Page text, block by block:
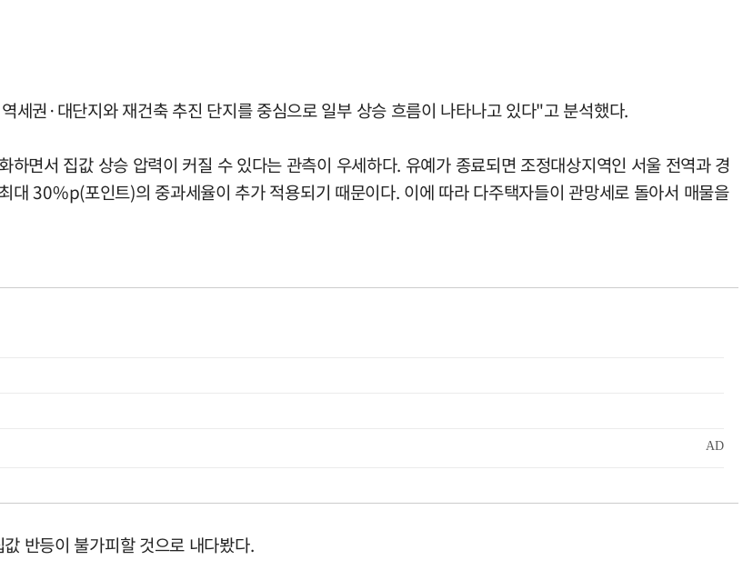
세권·대단지와 재건축 추진 단지를 중심으로 일부 상승 흐름이 나타나고 있다"고 분석했다.
면서 집값 상승 압력이 커질 수 있다는 관측이 우세하다. 유예가 종료되면 조정대상지역인 서울 전역과 경
30%p(포인트)의 중과세율이 추가 적용되기 때문이다. 이에 따라 다주택자들이 관망세로 돌아서 매물을
반등이 불가피할 것으로 내다봤다.